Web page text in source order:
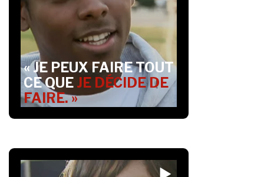
« JE PEUX FAIRE TOUT
CE QUE JE DÉCIDE DE
FAIRE. »